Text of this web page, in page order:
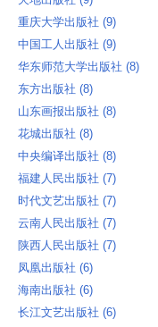
重庆大学出版社 ‎(9)
中国工人出版社 ‎(9)
华东师范大学出版社 ‎(8)
东方出版社 ‎(8)
山东画报出版社 ‎(8)
花城出版社 ‎(8)
中央编译出版社 ‎(8)
福建人民出版社 ‎(7)
时代文艺出版社 ‎(7)
云南人民出版社 ‎(7)
陕西人民出版社 ‎(7)
凤凰出版社 ‎(6)
海南出版社 ‎(6)
长江文艺出版社 ‎(6)